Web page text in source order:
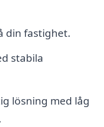
din fastighet.
stabila
lösning med låg